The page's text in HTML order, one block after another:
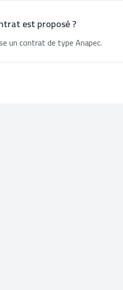
est proposé ?
un contrat de type Anapec.